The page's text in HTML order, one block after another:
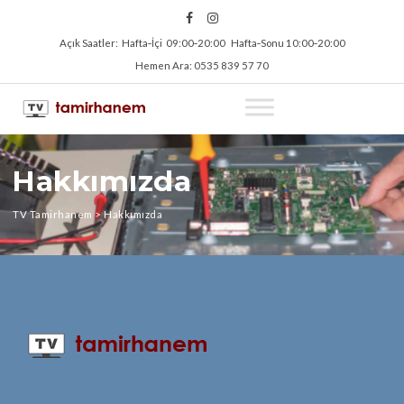
Açık Saatler: Hafta‑İçi 09:00‑20:00 Hafta‑Sonu 10:00‑20:00
Hemen Ara: 0535 839 57 70
Hakkımızda
TV Tamirhanem >Hakkımızda